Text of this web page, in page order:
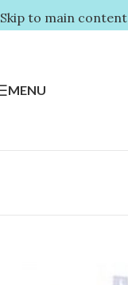
Skip to main content
MENU